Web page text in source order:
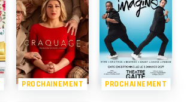
PROCHAINEMENT PROCHAINEMENT